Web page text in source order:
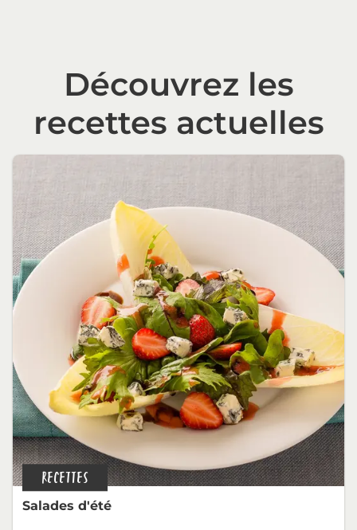
Découvrez les
recettes actuelles
RECETTES
Salades d'été